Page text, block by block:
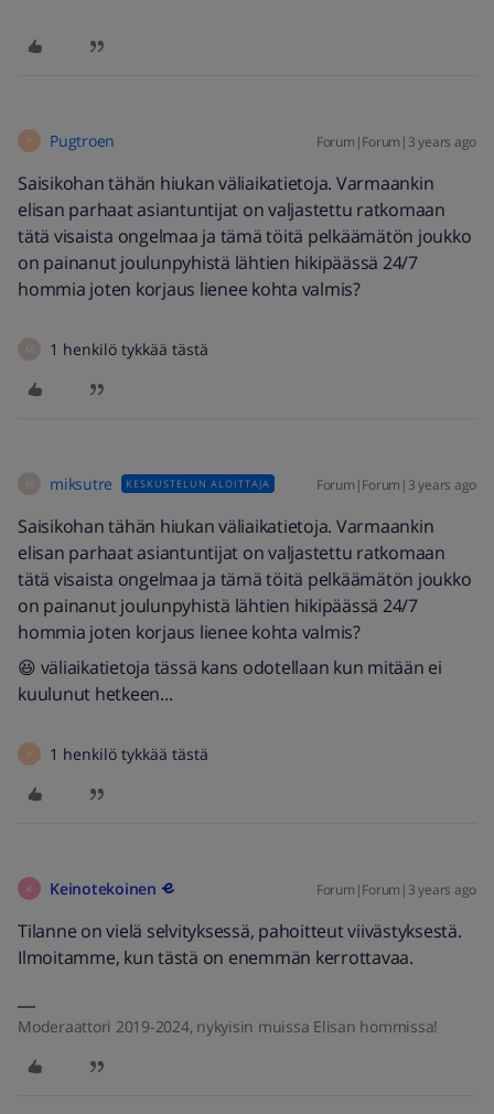
P Pugtroen Forum|Forum|3 years ago
Saisikohan tähän hiukan väliaikatietoja. Varmaankin
elisan parhaat asiantuntijat on valjastettu ratkomaan
tätä visaista ongelmaa ja tämä töitä pelkäämätön joukko
on painanut joulunpyhistä lähtien hikipäässä 24/7
hommia joten korjaus lienee kohta valmis?
1 henkilö tykkää tästä
miksutre KESKUSTELUN ALOITTAJA Forum|Forum|3 years ago
Saisikohan tähän hiukan väliaikatietoja. Varmaankin
elisan parhaat asiantuntijat on valjastettu ratkomaan
tätä visaista ongelmaa ja tämä töitä pelkäämätön joukko
on painanut joulunpyhistä lähtien hikipäässä 24/7
hommia joten korjaus lienee kohta valmis?
😆 väliaikatietoja tässä kans odotellaan kun mitään ei
kuulunut hetkeen...
P 1 henkilö tykkää tästä
K Keinotekoinen Forum|Forum|3 years ago
Tilanne on vielä selvityksessä, pahoitteut viivästyksestä.
Ilmoitamme, kun tästä on enemmän kerrottavaa.
Moderaattori 2019-2024, nykyisin muissa Elisan hommissa!